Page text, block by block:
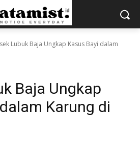
Lubuk Baja Ungkap Kasus Bayi dalam
Baja Ungkap
Karung di